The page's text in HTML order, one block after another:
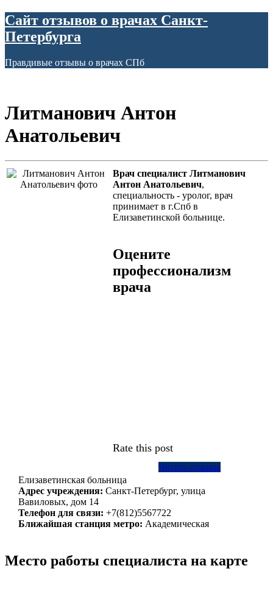
Сайт отзывов о врачах Санкт-
Петербурга
Правдивые отзывы о врачах СПб
Литманович Антон
Анатольевич
Врач специалист Литманович
Антон Анатольевич,
специальность - уролог, врач
принимает в г.Спб в
Елизаветинской больнице.
Оцените
профессионализм
врача
Rate this post
Читать отзывы
Елизаветинская больница
Адрес учреждения: Санкт-Петербург, улица
Вавиловых, дом 14
Телефон для связи: +7(812)5567722
Ближайшая станция метро: Академическая
Место работы специалиста на карте